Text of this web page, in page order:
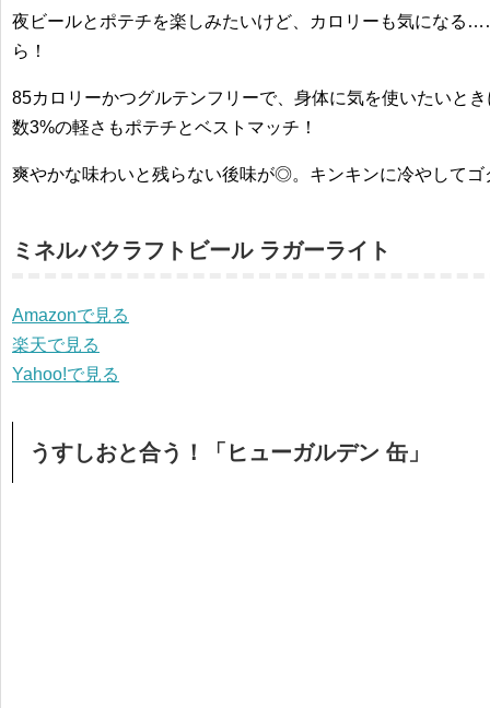
夜ビールとポテチを楽しみたいけど、カロリーも気になる
ら！
85カロリーかつグルテンフリーで、身体に気を使いたいと
数3%の軽さもポテチとベストマッチ！
爽やかな味わいと残らない後味が◎。キンキンに冷やして
ミネルバクラフトビール ラガーライト
Amazonで見る
楽天で見る
Yahoo!で見る
うすしおと合う！「ヒューガルデン 缶」